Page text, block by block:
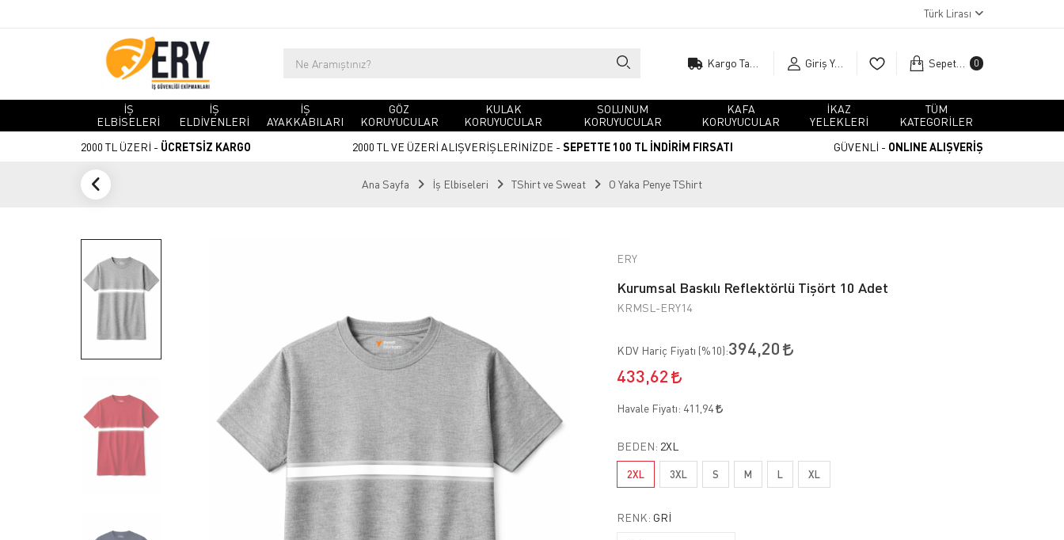
Türk Lirası
Giriş Yap Sepetim 0
İŞ
ELBİSELERİ
İŞ
ELDİVENLERİ
İŞ
AYAKKABILARI
GÖZ
KORUYUCULAR
KULAK
KORUYUCULAR
SOLUNUM
KORUYUCULAR
KAFA
KORUYUCULAR
İKAZ
YELEKLERİ
TÜM
KATEGORİLER
2000 TL ÜZERİ - ÜCRETSİZ KARGO 2000 TL VE ÜZERİ ALIŞVERİŞLERİNİZDE - SEPETTE 100 TL İNDİRİM FIRSATI GÜVENLİ - ONLINE ALIŞVERİŞ
Ana Sayfa İş Elbiseleri TShirt ve Sweat O Yaka Penye TShirt
ERY
Kurumsal Baskılı Reflektörlü Tişört 10 Adet
KRMSL-ERY14
KDV Hariç Fiyatı (%10):394,20
433,62
Havale Fiyatı: 411,94
BEDEN: 2XL
2XL 3XL S M L XL
RENK: GRI